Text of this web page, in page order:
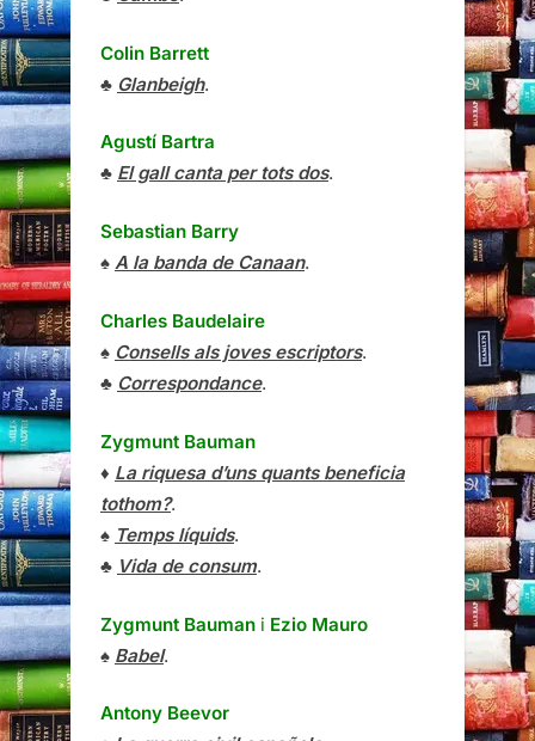
Colin Barrett
♣ Glanbeigh.
Agustí Bartra
♣ El gall canta per tots dos.
Sebastian Barry
♠ A la banda de Canaan.
Charles Baudelaire
♠ Consells als joves escriptors.
♣ Correspondance.
Zygmunt Bauman
♦ La riquesa d’uns quants beneficia
tothom?.
♠ Temps líquids.
♣ Vida de consum.
Zygmunt Bauman i Ezio Mauro
♠ Babel.
Antony Beevor